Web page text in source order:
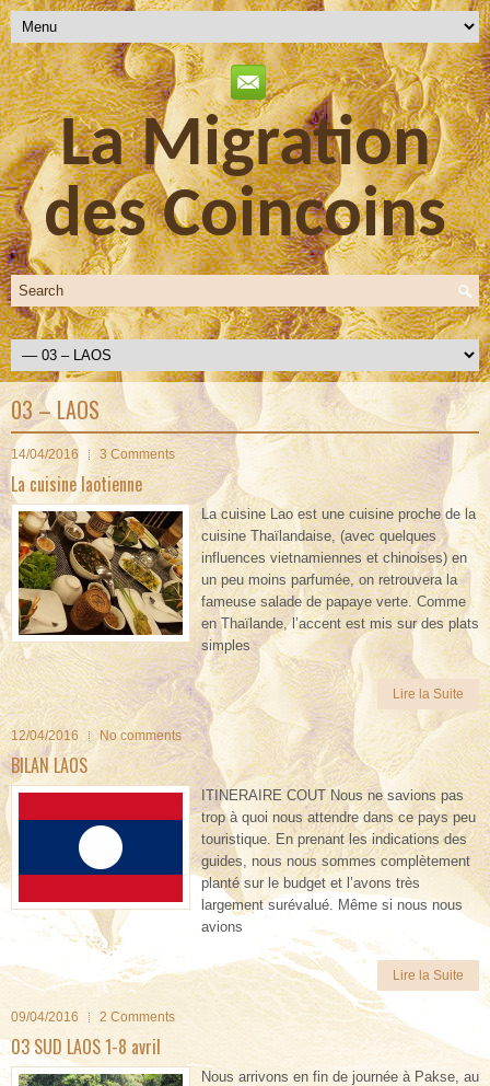
La Migration
des Coincoins
03 – LAOS
14/04/2016 3 Comments
La cuisine laotienne
La cuisine Lao est une cuisine proche de la
cuisine Thaïlandaise, (avec quelques
influences vietnamiennes et chinoises) en
un peu moins parfumée, on retrouvera la
fameuse salade de papaye verte. Comme
en Thaïlande, l’accent est mis sur des plats
simples
Lire la Suite
12/04/2016 No comments
BILAN LAOS
ITINERAIRE COUT Nous ne savions pas
trop à quoi nous attendre dans ce pays peu
touristique. En prenant les indications des
guides, nous nous sommes complètement
planté sur le budget et l’avons très
largement surévalué. Même si nous nous
avions
Lire la Suite
09/04/2016 2 Comments
03 SUD LAOS 1-8 avril
Nous arrivons en fin de journée à Pakse, au